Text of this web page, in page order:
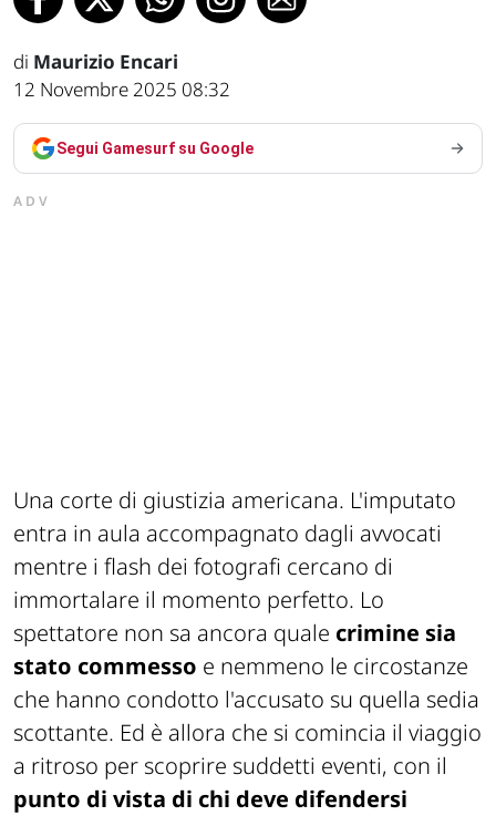
di Maurizio Encari
12 Novembre 2025 08:32
Segui Gamesurf su Google
ADV
Una corte di giustizia americana. L'imputato
entra in aula accompagnato dagli avvocati
mentre i flash dei fotografi cercano di
immortalare il momento perfetto. Lo
spettatore non sa ancora quale crimine sia
stato commesso e nemmeno le circostanze
che hanno condotto l'accusato su quella sedia
scottante. Ed è allora che si comincia il viaggio
a ritroso per scoprire suddetti eventi, con il
punto di vista di chi deve difendersi